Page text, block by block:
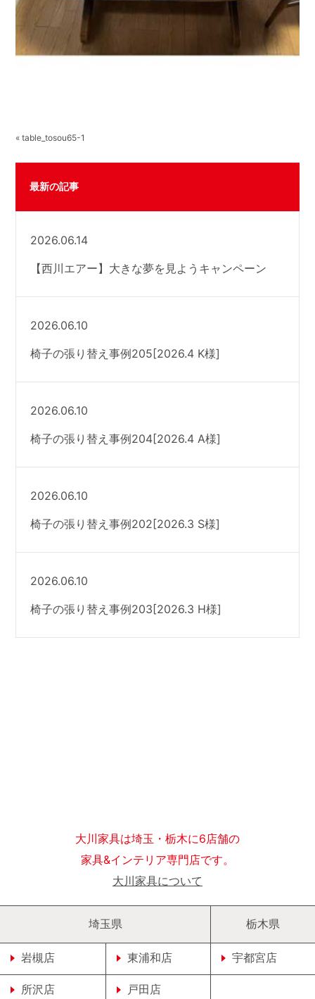
« table_tosou65-1
最新の記事
2026.06.14
【西川エアー】大きな夢を見ようキャンペーン
2026.06.10
椅子の張り替え事例205[2026.4 K様]
2026.06.10
椅子の張り替え事例204[2026.4 A様]
2026.06.10
椅子の張り替え事例202[2026.3 S様]
2026.06.10
椅子の張り替え事例203[2026.3 H様]
大川家具は埼玉・栃木に6店舗の
家具&インテリア専門店です。
大川家具について
埼玉県
岩槻店 東浦和店
所沢店 戸田店
栃木県
宇都宮店